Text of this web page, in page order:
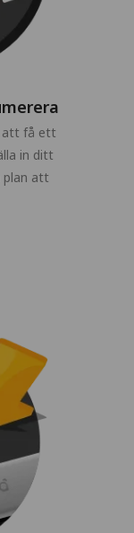
få ett
in ditt
plan att